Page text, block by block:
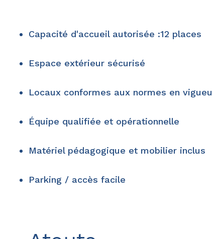
Capacité d'accueil autorisée :12 places
Espace extérieur sécurisé
Locaux conformes aux normes en
Équipe qualifiée et opérationnelle
Matériel pédagogique et mobilier inclus
Parking / accès facile